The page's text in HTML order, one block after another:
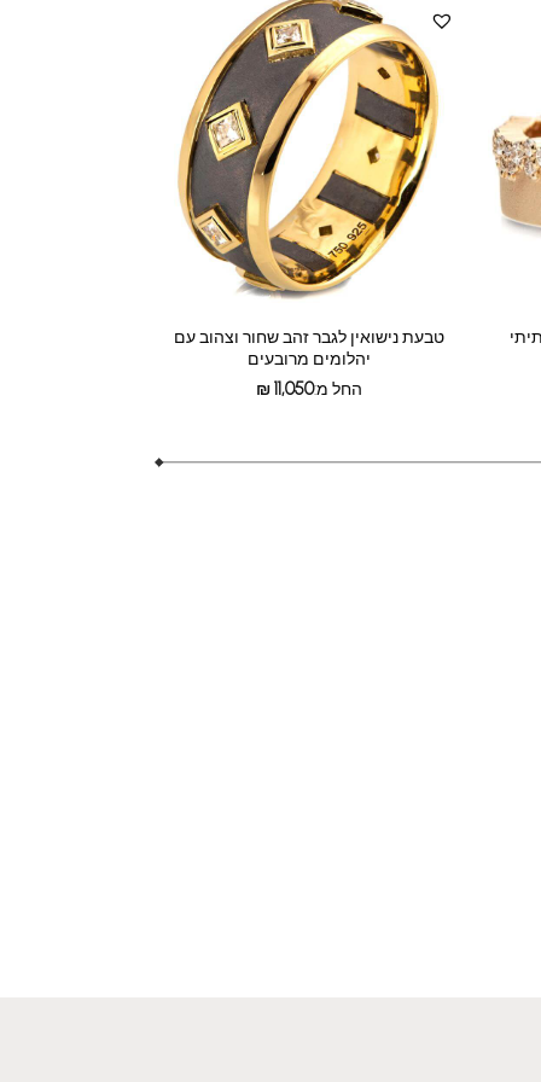
טבעת נישואין לגבר זהב שחור וצהוב עם
יהלומים מרובעים
החל מ:
₪11,050